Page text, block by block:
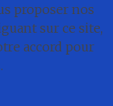
proposer nos
sur ce site,
accord pour